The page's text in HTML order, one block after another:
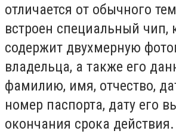
отличается от обычного
встроен специальный чип,
содержит двухмерную
владельца, а также его
фамилию, имя, отчество,
номер паспорта, дату его
окончания срока действия.